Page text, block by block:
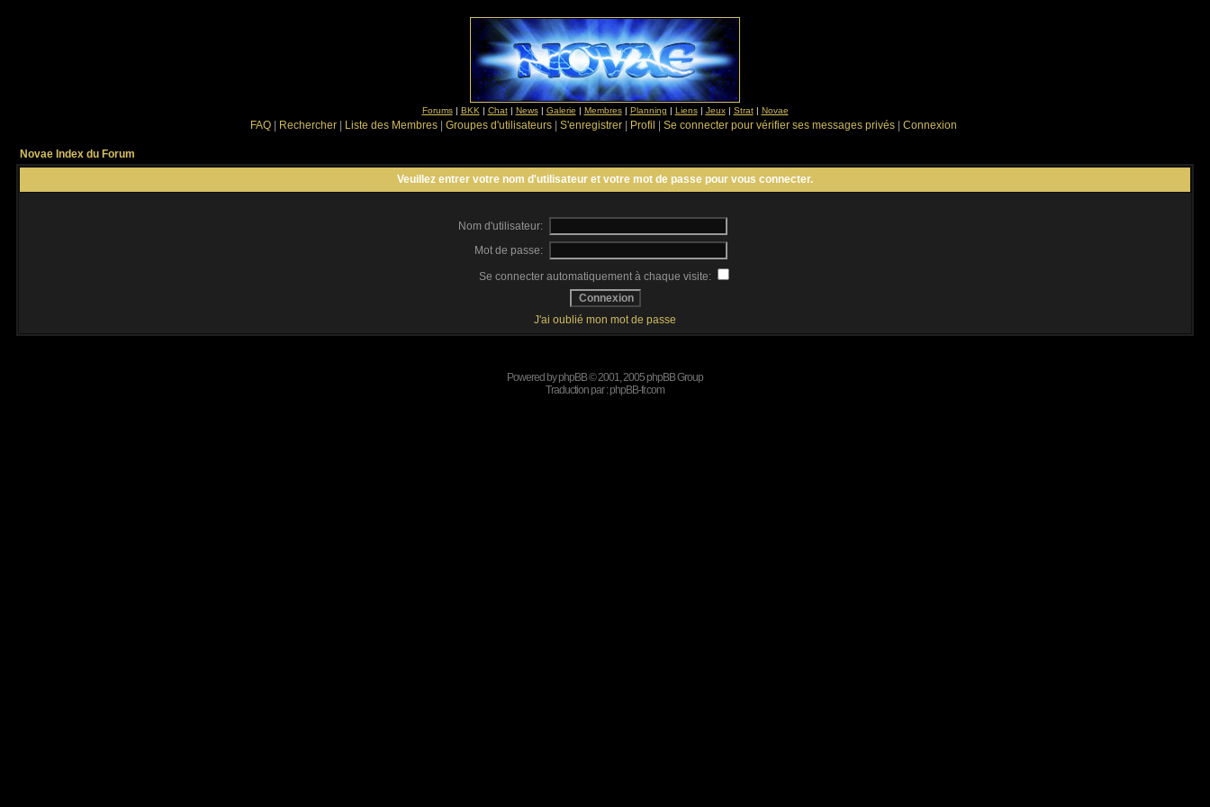
Forums| BKK | Chat| News| Galerie | Membres| Planning | Liens| Jeux| Strat| Novae
FAQ Rechercher Liste des Membres Groupes d'utilisateurs S'enregistrer Profil Se connecter pour vérifier ses messages privés Connexion
Novae Index du Forum
Veuillez entrer votre nom d'utilisateur et votre mot de passe pour vous connecter.
Nom d'utilisateur:
Mot de passe:
Se connecter automatiquement à chaque visite:
J'ai oublié mon mot de passe
Powered byphpBB© 2001, 2005 phpBB Group
Traduction par :phpBB-fr.com